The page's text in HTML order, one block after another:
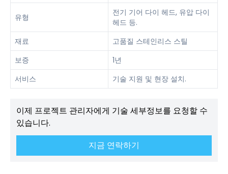
유형
전기 기어 다이 헤드, 유압 다이
헤드 등.
재료
고품질 스테인리스 스틸
보증
1년
서비스
기술 지원 및 현장 설치.
이제 프로젝트 관리자에게 기술 세부정보를 요청할 수
있습니다.
지금 연락하기